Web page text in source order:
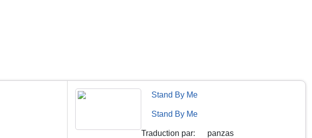
Stand By Me
Stand By Me
Traduction par: panzas